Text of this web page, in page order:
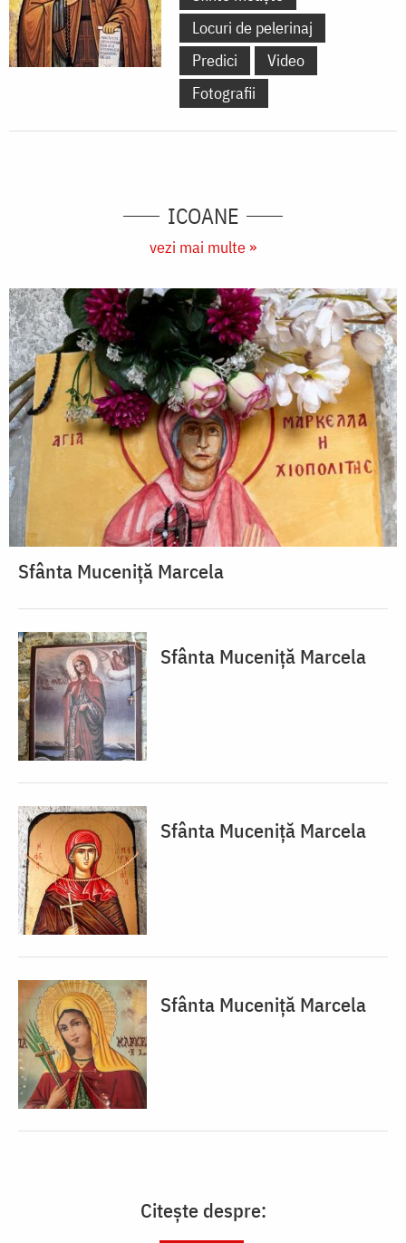
Locuri de pelerinaj
Predici
Video
Fotografii
ICOANE
vezi mai multe »
Sfânta Muceniță Marcela
Sfânta Muceniță Marcela
Sfânta Muceniță Marcela
Sfânta Muceniță Marcela
Citește despre: